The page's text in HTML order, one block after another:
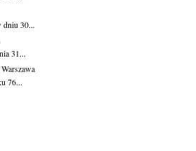
dniu 30...
31...
Warszawa
76...